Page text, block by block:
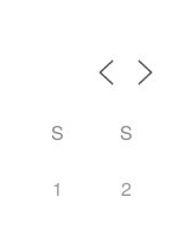
S S
1 2